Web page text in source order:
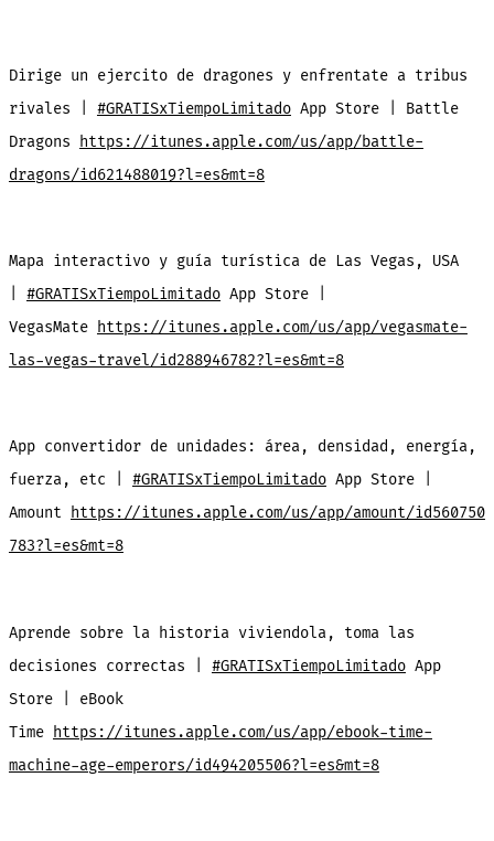
Dirige un ejercito de dragones y enfrentate a tribus
rivales | #GRATISxTiempoLimitadoApp Store | Battle
Dragons
https://itunes.apple.com/us/app/battle-
dragons/id621488019?l=es&mt=8
Mapa interactivo y guía turística de Las Vegas, USA
#GRATISxTiempoLimitadoApp Store |
VegasMate https://itunes.apple.com/us/app/vegasmate-
las-vegas-travel/id288946782?l=es&mt=8
App convertidor de unidades: área, densidad, energía,
fuerza, etc | #GRATISxTiempoLimitadoApp Store |
Amount https://itunes.apple.com/us/app/amount/id560750
783?l=es&mt=8
Aprende sobre la historia viviendola, toma las
decisiones correctas | #GRATISxTiempoLimitadoApp
Store | eBook
Time https://itunes.apple.com/us/app/ebook-time-
machine-age-emperors/id494205506?l=es&mt=8